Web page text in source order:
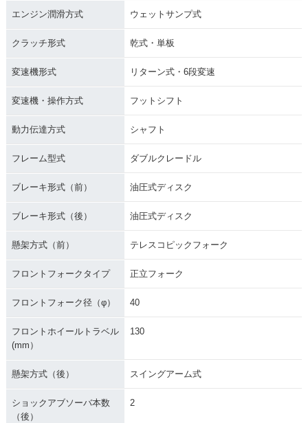
エンジン潤滑方式 ウェットサンプ式
クラッチ形式 乾式・単板
変速機形式 リターン式・6段変速
変速機・操作方式 フットシフト
動力伝達方式 シャフト
フレーム型式 ダブルクレードル
ブレーキ形式（前） 油圧式ディスク
ブレーキ形式（後） 油圧式ディスク
懸架方式（前） テレスコピックフォーク
フロントフォークタイプ 正立フォーク
フロントフォーク径（φ） 40
フロントホイールトラベル
(mm）
130
懸架方式（後） スイングアーム式
ショックアブソーバ本数
（後）
2